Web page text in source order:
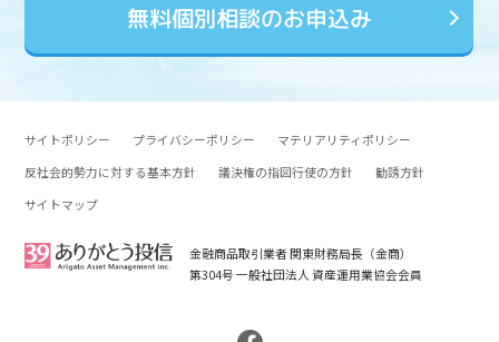
無料個別相談のお申込み
サイトポリシー プライバシーポリシー
マテリアリティポリシー
反社会的勢力に対する基本方針
議決権の指図行使の方針
勧誘方針
サイトマップ
金融商品取引業者 関東財務局長（金商）
第304号 一般社団法人 資産運用業協会会員